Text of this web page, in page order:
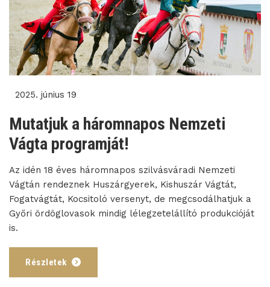
2025. június 19
Mutatjuk a háromnapos Nemzeti
Vágta programját!
Az idén 18 éves háromnapos szilvásváradi Nemzeti
Vágtán rendeznek Huszárgyerek, Kishuszár Vágtát,
Fogatvágtát, Kocsitoló versenyt, de megcsodálhatjuk a
Győri ördöglovasok mindig lélegzetelállító produkcióját
is.
Részletek